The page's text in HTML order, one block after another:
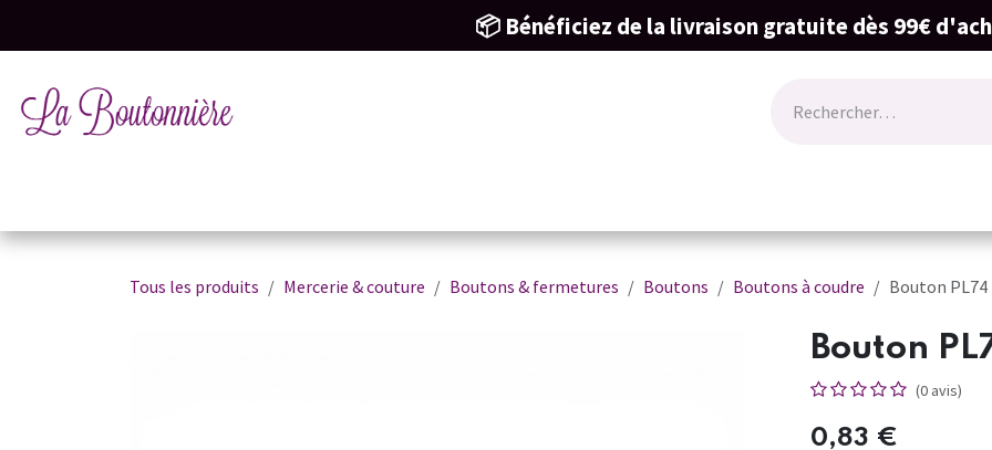
📦 Bénéficiez de la livraison gratuite dès 99€
Tous les produits Mercerie & couture Boutons & fermetures Boutons Boutons à coudre Bouton PL74
Bouton
(0 avis)
0,83 €